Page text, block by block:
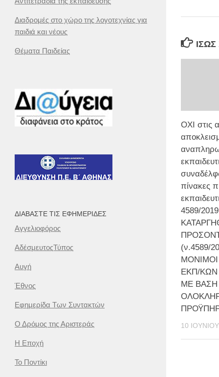
ΟΧΙ στις
πίνακες
4589/
(ν.4589/
ΜΟΝΙΜΟΙ
ΕΚΠ/ΚΩΝ
ΜΕ ΒΑΣΗ
10
Διαδρομές στο χώρο της λογοτεχνίας για
παιδιά και νέους
Θέματα Παιδείας
ΔΙΑΒΆΣΤΕ ΤΙΣ ΕΦΗΜΕΡΊΔΕΣ
Αγγελιοφόρος
ΑδέσμευτοςΤύπος
Αυγή
Έθνος
Εφημερίδα Των Συντακτών
Ο Δρόμος της Αριστεράς
Η Εποχή
Το Ποντίκι